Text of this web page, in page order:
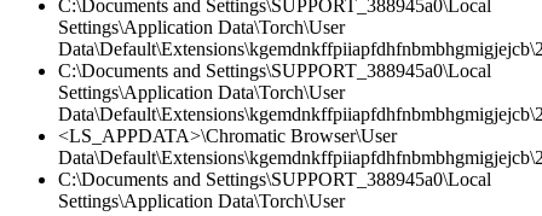
C:\Documents and Settings\SUPPORT_388945a0\Local
Settings\Application Data\Torch\User
C:\Documents and Settings\SUPPORT_388945a0\Local
Settings\Application Data\Torch\User
<LS_APPDATA>\Chromatic Browser\User
C:\Documents and Settings\SUPPORT_388945a0\Local
Settings\Application Data\Torch\User